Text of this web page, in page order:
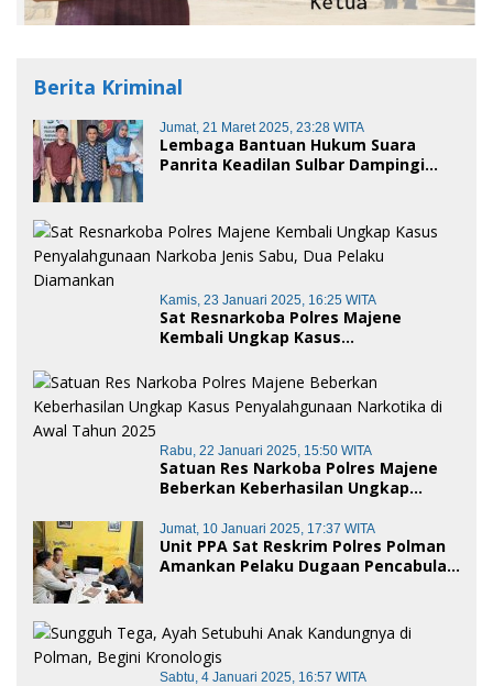
Berita Kriminal
Jumat, 21 Maret 2025, 23:28 WITA
Lembaga Bantuan Hukum Suara
Panrita Keadilan Sulbar Dampingi
Polman
Kamis, 23 Januari 2025, 16:25 WITA
Sat Resnarkoba Polres Majene
Kembali Ungkap Kasus
Dua Pelaku Diamankan
Rabu, 22 Januari 2025, 15:50 WITA
Satuan Res Narkoba Polres Majene
Beberkan Keberhasilan Ungkap
Awal Tahun 2025
Jumat, 10 Januari 2025, 17:37 WITA
Unit PPA Sat Reskrim Polres Polman
Amankan Pelaku Dugaan Pencabulan
Sabtu, 4 Januari 2025, 16:57 WITA